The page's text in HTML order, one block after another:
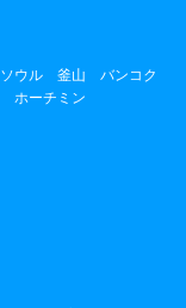
ソウル 釜山
バンコク
ホーチミン